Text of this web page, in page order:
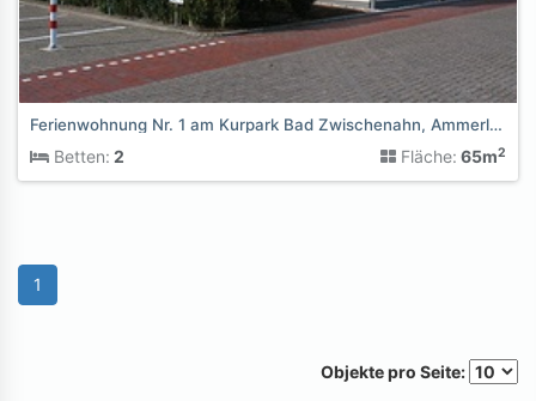
Ferienwohnung Nr. 1 am Kurpark Bad Zwischenahn, Ammerland
Betten: 2 Fläche: 65m2
1
Objekte pro Seite: